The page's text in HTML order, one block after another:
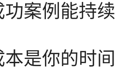
案例能持
是你的时